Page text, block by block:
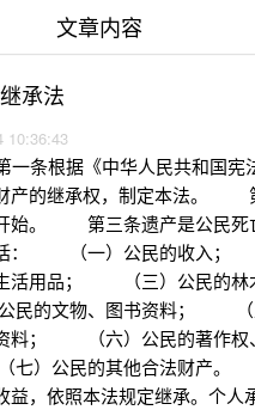
文章内容
承法
10:36:43
根据《中华人民共和国宪法
产的继承权，制定本法。
始。 第三条遗产是公民死
括： （一）公民的收入
活用品； （三）公民的林
的文物、图书资料； （
料； （六）公民的著作权
）公民的其他合法财产
益，依照本法规定继承。个人